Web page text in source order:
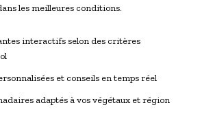
les meilleures conditions.
interactifs selon des critères
et conseils en temps réel
adaptés à vos végétaux et région